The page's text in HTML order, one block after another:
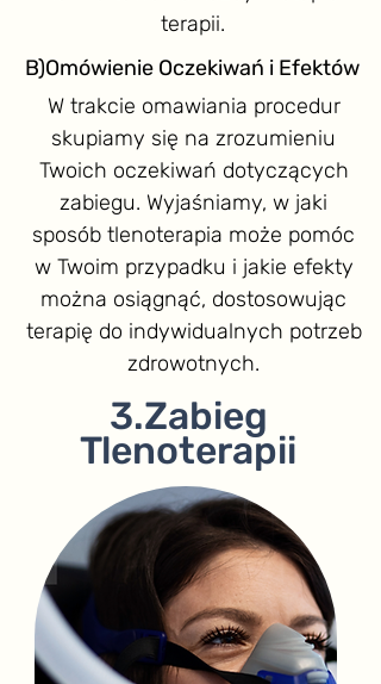
terapii.
B)Omówienie Oczekiwań i Efektów
W trakcie omawiania procedur
skupiamy się na zrozumieniu
Twoich oczekiwań dotyczących
zabiegu. Wyjaśniamy, w jaki
sposób tlenoterapia może pomóc
w Twoim przypadku i jakie efekty
można osiągnąć, dostosowując
terapię do indywidualnych potrzeb
zdrowotnych.
3.Zabieg
Tlenoterapii